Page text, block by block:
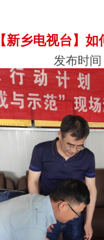
【新乡电视台】
发布时间